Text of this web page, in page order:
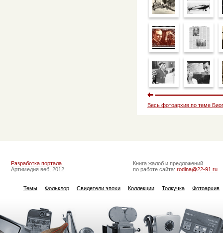
Весь фотоархив по теме
Разработка портала
Артимедия веб, 2012
Книга жалоб и предложений
по работе сайта: rodina@22-91.ru
Темы Фольклор Свидетели эпохи Коллекции Толкучка Фотоархив